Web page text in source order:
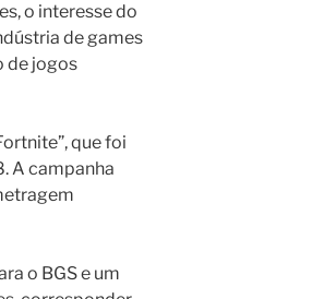
o interesse do
de games
de jogos
que foi
A campanha
o BGS e um